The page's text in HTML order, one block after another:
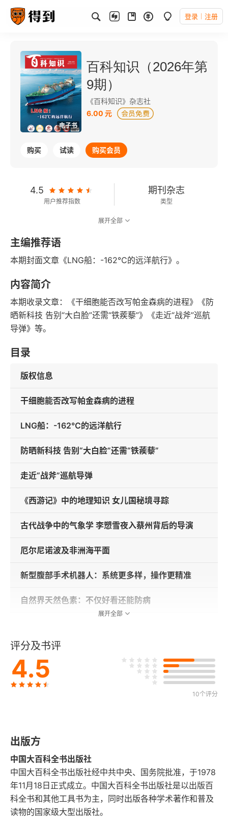
登录 注册
电子书
百科知识（2026年第
9期）
《百科知识》杂志社
6.00 元
购买 试读 购买会员
4.5
用户推荐指数
期刊杂志
类型
2026-05-01
发行日期
展开全部
主编推荐语
本期封面文章《LNG船：-162℃的远洋航行》。
内容简介
本期收录文章：《干细胞能否改写帕金森病的进程》《防
晒新科技 告别“大白脸”还需“铁蒺藜”》《走近“战斧”巡航
导弹》等。
目录
版权信息
干细胞能否改写帕金森病的进程
LNG船：-162℃的远洋航行
防晒新科技 告别“大白脸”还需“铁蒺藜”
走近“战斧”巡航导弹
《西游记》中的地理知识 女儿国秘境寻踪
古代战争中的气象学 李愬雪夜入蔡州背后的导演
厄尔尼诺波及非洲海平面
新型腹部手术机器人：系统更多样，操作更精准
自然界天然色素：不仅好看还能防病
信天翁的死穴
认识我国的药用昆虫——蝴蝶
为什么我们常用左臂抱婴儿
从“三赢”到镣铐贪污犯罪的罪与罚
展开全部
评分及书评
4.5
10个评分
出版方
中国大百科全书出版社
中国大百科全书出版社经中共中央、国务院批准，于1978
年11月18日正式成立。中国大百科全书出版社是以出版百
科全书和其他工具书为主，同时出版各种学术著作和普及
读物的国家级大型出版社。